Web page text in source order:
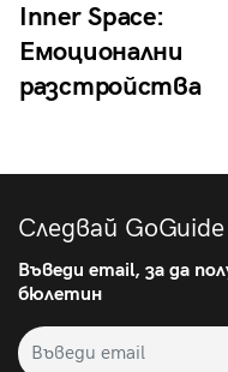
Inner Space:
Емоционални
разстройства
Следвай GoGuide
Въведи email, за да
бюлетин